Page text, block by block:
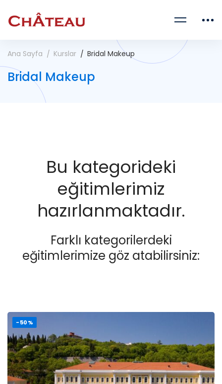
Ana Sayfa Kurslar Bridal Makeup
Bridal Makeup
Bu kategorideki
eğitimlerimiz
hazırlanmaktadır.
Farklı kategorilerdeki
eğitimlerimize göz atabilirsiniz:
-50%